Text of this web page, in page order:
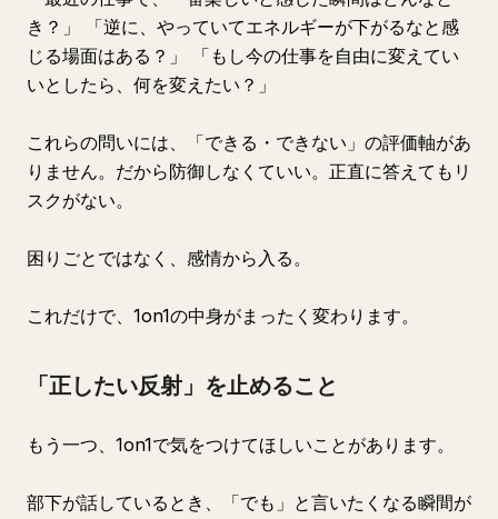
き？」 「逆に、やっていてエネルギーが下がるなと感
じる場面はある？」 「もし今の仕事を自由に変えてい
いとしたら、何を変えたい？」
これらの問いには、「できる・できない」の評価軸があ
りません。だから防御しなくていい。正直に答えてもリ
スクがない。
困りごとではなく、感情から入る。
これだけで、1on1の中身がまったく変わります。
「正したい反射」を止めること
もう一つ、1on1で気をつけてほしいことがあります。
部下が話しているとき、「でも」と言いたくなる瞬間が